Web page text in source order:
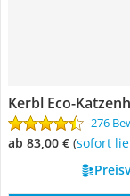
Kerbl Eco-
276
ab 83,00 € ( Sofort